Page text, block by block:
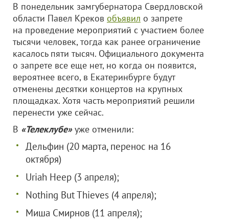
В понедельник замгубернатора Свердловской
области Павел Креков объявил о запрете
на проведение мероприятий с участием более
тысячи человек, тогда как ранее ограничение
касалось пяти тысяч. Официального документа
о запрете все еще нет, но когда он появится,
вероятнее всего, в Екатеринбурге будут
отменены десятки концертов на крупных
площадках. Хотя часть мероприятий решили
перенести уже сейчас.
В «Телеклубе»уже отменили:
Дельфин (20 марта, перенос на 16
октября)
Uriah Heep (3 апреля);
Nothing But Thieves (4 апреля);
Миша Смирнов (11 апреля);